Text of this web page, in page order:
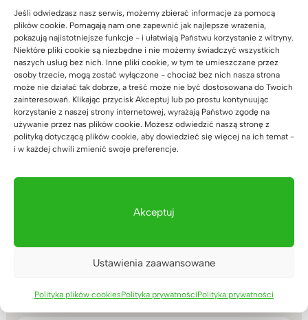
Jeśli odwiedzasz nasz serwis, możemy zbierać informacje za pomocą
plików cookie. Pomagają nam one zapewnić jak najlepsze wrażenia,
pokazują najistotniejsze funkcje - i ułatwiają Państwu korzystanie z witryny.
Niektóre pliki cookie są niezbędne i nie możemy świadczyć wszystkich
naszych usług bez nich. Inne pliki cookie, w tym te umieszczane przez
osoby trzecie, mogą zostać wyłączone - chociaż bez nich nasza strona
może nie działać tak dobrze, a treść może nie być dostosowana do Twoich
zainteresowań. Klikając przycisk Akceptuj lub po prostu kontynuując
korzystanie z naszej strony internetowej, wyrażają Państwo zgodę na
używanie przez nas plików cookie. Możesz odwiedzić naszą stronę z
polityką dotyczącą plików cookie, aby dowiedzieć się więcej na ich temat -
i w każdej chwili zmienić swoje preferencje.
Akceptuj
Ustawienia zaawansowane
Polityka plików cookiesPolityka prywatnościPolityka prywatności
Szafa do biura na
segregatory zamykana.
Szerokość 118cm
Oceniono
5.00
na 5
(62)
3.899zł
lub gabinetu szer.
5.00
(51)
2.689zł